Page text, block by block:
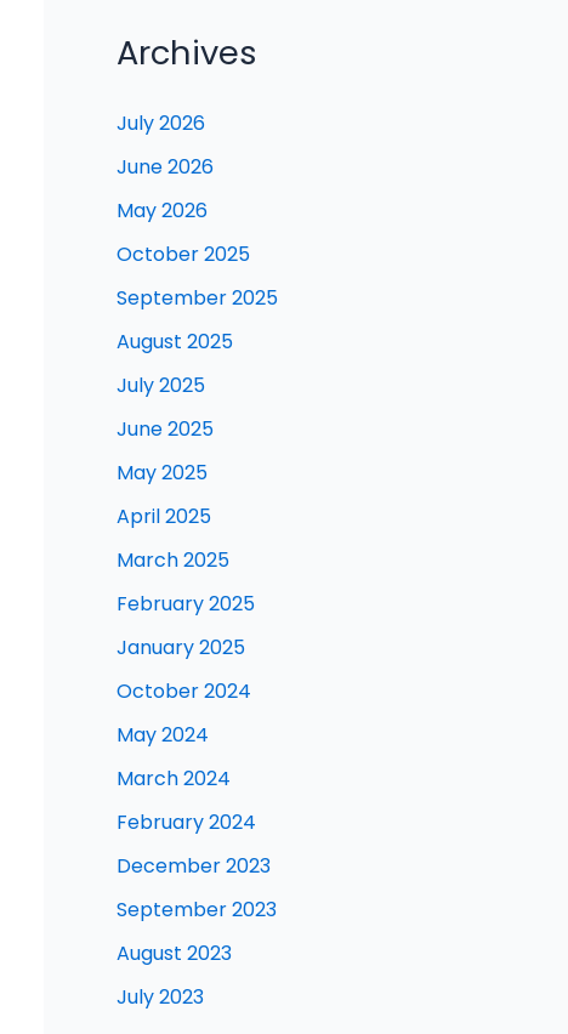
Archives
July 2026
June 2026
May 2026
October 2025
September 2025
August 2025
July 2025
June 2025
May 2025
April 2025
March 2025
February 2025
January 2025
October 2024
May 2024
March 2024
February 2024
December 2023
September 2023
August 2023
July 2023